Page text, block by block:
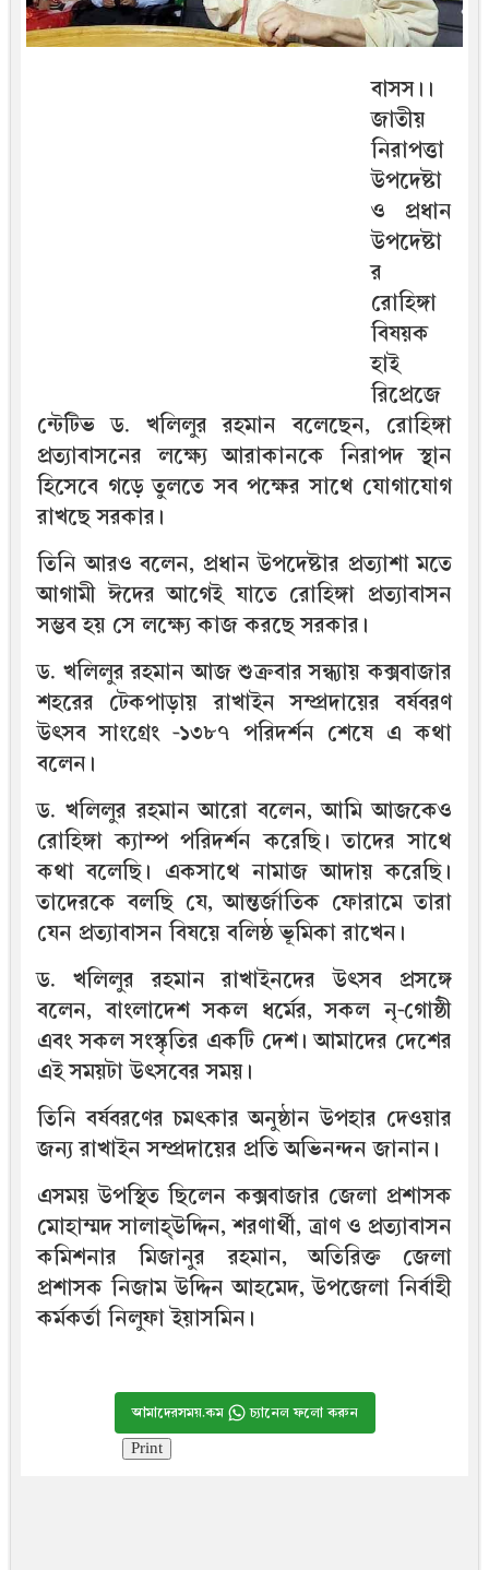
বাসস।।
জাতীয়
নিরাপত্তা
উপদেষ্টা
ও প্রধান
উপদেষ্টা
র
রোহিঙ্গা
বিষয়ক
হাই
রিপ্রেজে
ন্টেটিভ ড. খলিলুর রহমান বলেছেন, রোহিঙ্গা
প্রত্যাবাসনের লক্ষ্যে আরাকানকে নিরাপদ স্থান
হিসেবে গড়ে তুলতে সব পক্ষের সাথে যোগাযোগ
রাখছে সরকার।
তিনি আরও বলেন, প্রধান উপদেষ্টার প্রত্যাশা মতে
আগামী ঈদের আগেই যাতে রোহিঙ্গা প্রত্যাবাসন
সম্ভব হয় সে লক্ষ্যে কাজ করছে সরকার।
ড. খলিলুর রহমান আজ শুক্রবার সন্ধ্যায় কক্সবাজার
শহরের টেকপাড়ায় রাখাইন সম্প্রদায়ের বর্ষবরণ
উৎসব সাংগ্রেং -১৩৮৭ পরিদর্শন শেষে এ কথা
বলেন।
ড. খলিলুর রহমান আরো বলেন, আমি আজকেও
রোহিঙ্গা ক্যাম্প পরিদর্শন করেছি। তাদের সাথে
কথা বলেছি। একসাথে নামাজ আদায় করেছি।
তাদেরকে বলছি যে, আন্তর্জাতিক ফোরামে তারা
যেন প্রত্যাবাসন বিষয়ে বলিষ্ঠ ভূমিকা রাখেন।
ড. খলিলুর রহমান রাখাইনদের উৎসব প্রসঙ্গে
বলেন, বাংলাদেশ সকল ধর্মের, সকল নৃ-গোষ্ঠী
এবং সকল সংস্কৃতির একটি দেশ। আমাদের দেশের
এই সময়টা উৎসবের সময়।
তিনি বর্ষবরণের চমৎকার অনুষ্ঠান উপহার দেওয়ার
জন্য রাখাইন সম্প্রদায়ের প্রতি অভিনন্দন জানান।
এসময় উপস্থিত ছিলেন কক্সবাজার জেলা প্রশাসক
মোহাম্মদ সালাহ্উদ্দিন, শরণার্থী, ত্রাণ ও প্রত্যাবাসন
কমিশনার মিজানুর রহমান, অতিরিক্ত জেলা
প্রশাসক নিজাম উদ্দিন আহমেদ, উপজেলা নির্বাহী
কর্মকর্তা নিলুফা ইয়াসমিন।
আমাদেরসময়.কম চ্যানেল ফলো করুন
Print